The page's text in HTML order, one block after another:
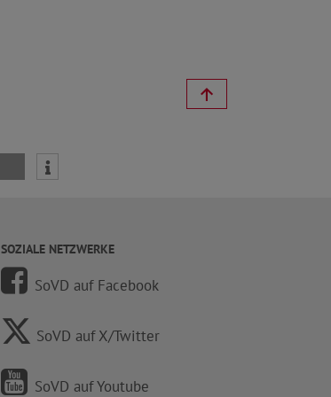
SOZIALE NETZWERKE
SoVD auf Facebook
SoVD auf X/Twitter
SoVD auf Youtube